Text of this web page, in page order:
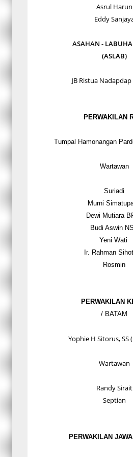
Asrul Harun
Eddy
ASAHAN -
(ASLAB)
JB Ristua
PERWAKILAN
Tumpal Hamonangan
Wartawan
Suriadi
Murni
Dewi Mutiara
Budi Aswin
Yeni Wati
Ir. Rahman
Rosmin
PERWAKILAN
/ BATAM
Yophie H Sitorus, SS
Wartawan
Randy Sirait
Septian
PERWAKILAN